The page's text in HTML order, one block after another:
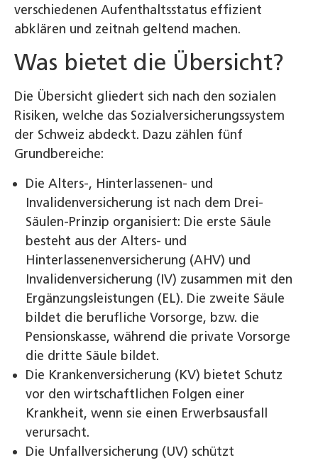
verschiedenen Aufenthaltsstatus effizient
abklären und zeitnah geltend machen.
Was bietet die Übersicht?
Die Übersicht gliedert sich nach den sozialen
Risiken, welche das Sozialversicherungssystem
der Schweiz abdeckt. Dazu zählen fünf
Grundbereiche:
Die Alters-, Hinterlassenen- und
Invalidenversicherung ist nach dem Drei-
Säulen-Prinzip organisiert: Die erste Säule
besteht aus der Alters- und
Hinterlassenenversicherung (AHV) und
Invalidenversicherung (IV) zusammen mit den
Ergänzungsleistungen (EL). Die zweite Säule
bildet die berufliche Vorsorge, bzw. die
Pensionskasse, während die private Vorsorge
die dritte Säule bildet.
Die Krankenversicherung (KV) bietet Schutz
vor den wirtschaftlichen Folgen einer
Krankheit, wenn sie einen Erwerbsausfall
verursacht.
Die Unfallversicherung (UV) schützt